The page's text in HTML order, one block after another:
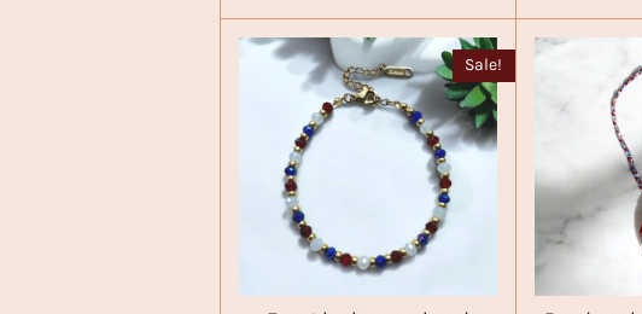
Sale!